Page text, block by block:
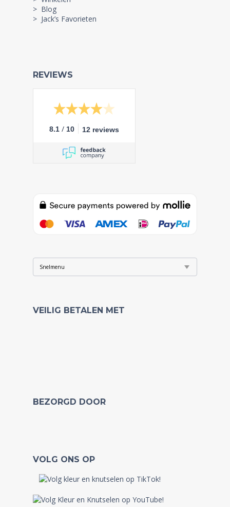
> Blog
> Jack’s Favorieten
REVIEWS
8.1 / 10 12 reviews
VEILIG BETALEN MET
BEZORGD DOOR
VOLG ONS OP